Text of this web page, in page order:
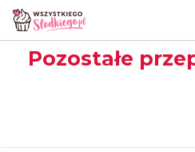
Strona główna
Pozostałe